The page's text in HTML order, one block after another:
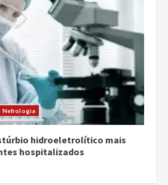
Nefrologia
hidroeletrolítico mais
hospitalizados